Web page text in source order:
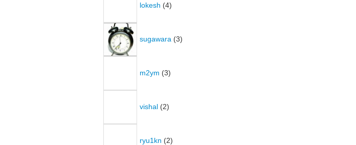
lokesh (4)
sugawara (3)
m2ym (3)
vishal (2)
ryu1kn (2)